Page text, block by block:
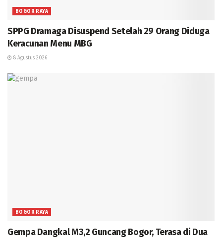
BOGOR RAYA
SPPG Dramaga Disuspend Setelah 29 Orang Diduga
Keracunan Menu MBG
8 Agustus 2026
BOGOR RAYA
Gempa Dangkal M3,2 Guncang Bogor, Terasa di Dua